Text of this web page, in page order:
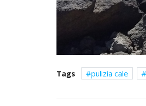
Tags pulizia cale